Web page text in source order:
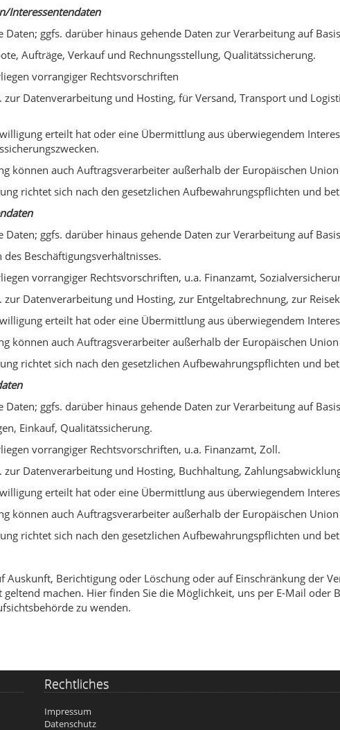
Interessentendaten
ggfs. darüber hinaus gehende Daten zur Verarbeitung auf
Aufträge, Verkauf und Rechnungsstellung, Qualitätssicherung.
vorrangiger Rechtsvorschriften
Datenverarbeitung und Hosting, für Versand, Transport und
erteilt hat oder eine Übermittlung aus überwiegendem
können auch Auftragsverarbeiter außerhalb der Europäischen
richtet sich nach den gesetzlichen Aufbewahrungspflichten und
ggfs. darüber hinaus gehende Daten zur Verarbeitung auf
Beschäftigungsverhältnisses.
vorrangiger Rechtsvorschriften, u.a. Finanzamt,
Datenverarbeitung und Hosting, zur Entgeltabrechnung, zur
erteilt hat oder eine Übermittlung aus überwiegendem
können auch Auftragsverarbeiter außerhalb der Europäischen
richtet sich nach den gesetzlichen Aufbewahrungspflichten und
ggfs. darüber hinaus gehende Daten zur Verarbeitung auf
Einkauf, Qualitätssicherung.
vorrangiger Rechtsvorschriften, u.a. Finanzamt, Zoll.
Datenverarbeitung und Hosting, Buchhaltung,
erteilt hat oder eine Übermittlung aus überwiegendem
können auch Auftragsverarbeiter außerhalb der Europäischen
richtet sich nach den gesetzlichen Aufbewahrungspflichten und
Berichtigung oder Löschung oder auf Einschränkung der
machen. Hier finden Sie die Möglichkeit, uns per E-Mail oder
zu wenden.
Rechtliches
Impressum
Datenschutz